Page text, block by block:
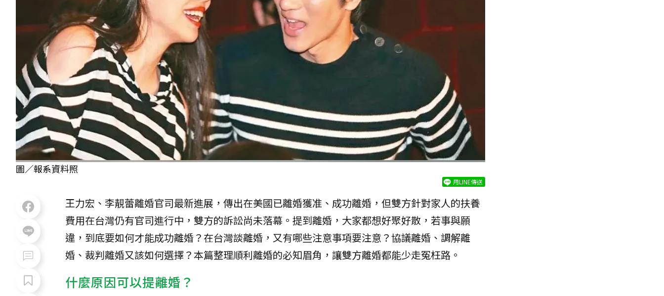
圖／報系資料照
用LINE傳送
王力宏、李靚蕾離婚官司最新進展，傳出在美國已離婚獲准、成功離婚，但雙方針對家人的扶養
費用在台灣仍有官司進行中，雙方的訴訟尚未落幕。提到離婚，大家都想好聚好散，若事與願
違，到底要如何才能成功離婚？在台灣談離婚，又有哪些注意事項要注意？協議離婚、調解離
婚、裁判離婚又該如何選擇？本篇整理順利離婚的必知眉角，讓雙方離婚都能少走冤枉路。
什麼原因可以提離婚？